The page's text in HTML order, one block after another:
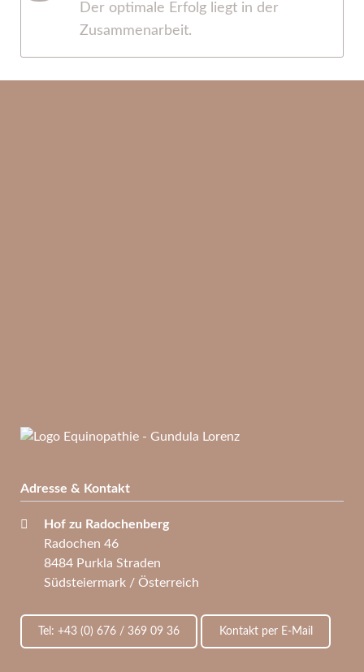
Der optimale Erfolg liegt in der
Zusammenarbeit.
Adresse & Kontakt
Hof zu Radochenberg
Radochen 46
8484 Purkla Straden
Südsteiermark / Österreich
Tel: +43 (0) 676 / 369 09 36 Kontakt per E-Mail